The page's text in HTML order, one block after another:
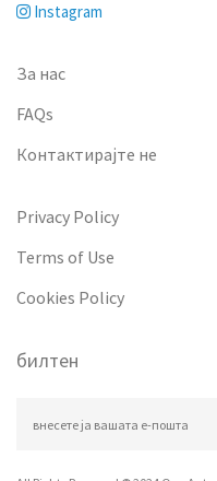
Instagram
За нас
FAQs
Контактирајте не
Privacy Policy
Terms of Use
Cookies Policy
билтен